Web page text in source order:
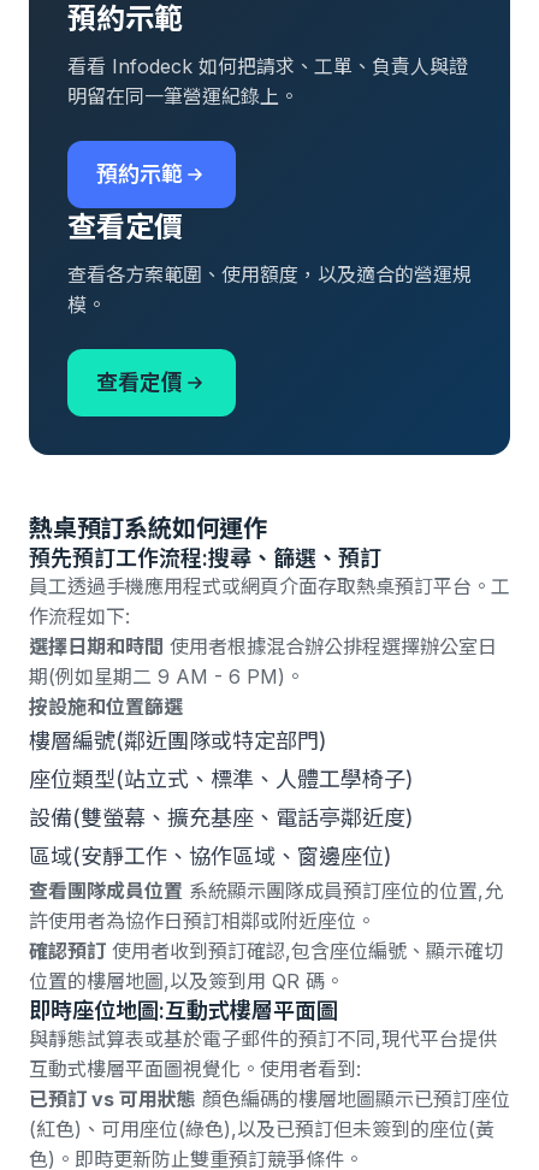
預約示範
看看 Infodeck 如何把請求、工單、負責人與證
明留在同一筆營運紀錄上。
預約示範
查看定價
查看各方案範圍、使用額度，以及適合的營運規
模。
查看定價
熱桌預訂系統如何運作
預先預訂工作流程:搜尋、篩選、預訂
員工透過手機應用程式或網頁介面存取熱桌預訂平台。工
作流程如下:
選擇日期和時間 使用者根據混合辦公排程選擇辦公室日
期(例如星期二 9 AM - 6 PM)。
按設施和位置篩選
樓層編號(鄰近團隊或特定部門)
座位類型(站立式、標準、人體工學椅子)
設備(雙螢幕、擴充基座、電話亭鄰近度)
區域(安靜工作、協作區域、窗邊座位)
查看團隊成員位置 系統顯示團隊成員預訂座位的位置,允
許使用者為協作日預訂相鄰或附近座位。
確認預訂 使用者收到預訂確認,包含座位編號、顯示確切
位置的樓層地圖,以及簽到用 QR 碼。
即時座位地圖:互動式樓層平面圖
與靜態試算表或基於電子郵件的預訂不同,現代平台提供
互動式樓層平面圖視覺化。使用者看到:
已預訂 vs 可用狀態 顏色編碼的樓層地圖顯示已預訂座位
(紅色)、可用座位(綠色),以及已預訂但未簽到的座位(黃
色)。即時更新防止雙重預訂競爭條件。